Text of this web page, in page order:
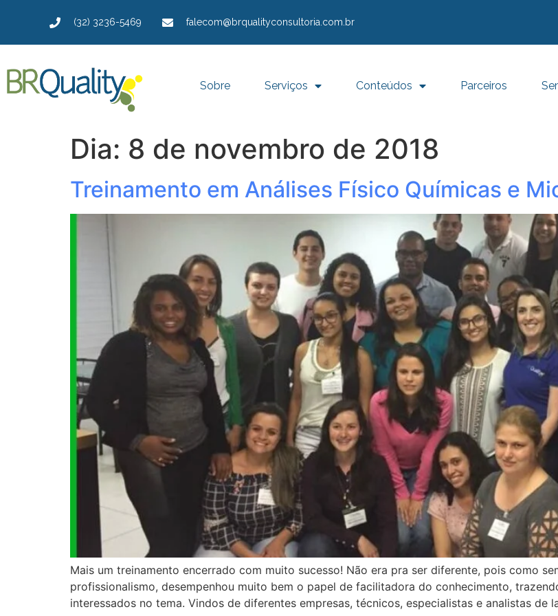
(32) 3236-5469 falecom@brqualityconsultoria.com.br
Sobre Serviços Conteúdos Parceiros
Dia: 8 de novembro de 2018
Treinamento em Análises Físico Químicas e
Mais um treinamento encerrado com muito sucesso! Não era pra ser diferente, pois como
profissionalismo, desempenhou muito bem o papel de facilitadora do conhecimento,
interessados no tema. Vindos de diferentes empresas, técnicos, especialistas e analistas